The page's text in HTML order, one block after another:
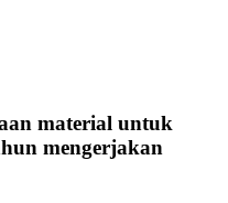
material untuk
mengerjakan